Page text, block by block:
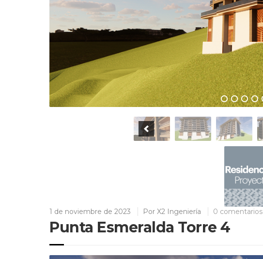
1 de noviembre de 2023 Por X2 Ingeniería 0 comentarios
Punta Esmeralda Torre 4